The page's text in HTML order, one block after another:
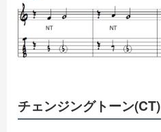
チェンジングトーン(CT)